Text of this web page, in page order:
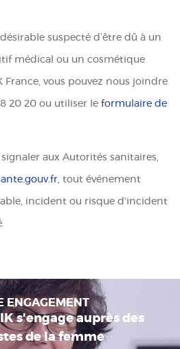
suspecté d’être dû à un
médical ou un cosmétique
France, vous pouvez nous joindre
20 20 ou utiliser le formulaire de
aux Autorités sanitaires,
, tout événement
incident ou risque d'incident
ENGAGEMENT
s'engage auprès des
de la femme